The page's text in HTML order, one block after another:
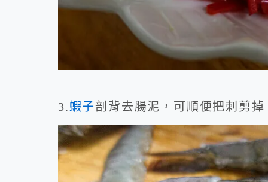
3.蝦子剖背去腸泥，可順便把刺剪掉